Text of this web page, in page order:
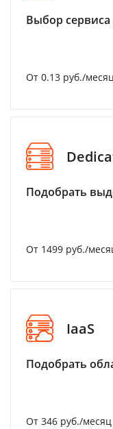
Выбор
От 0.13 руб./
Подобрать
От 1499 руб./
IaaS
Подобрать
От 346 руб./месяц